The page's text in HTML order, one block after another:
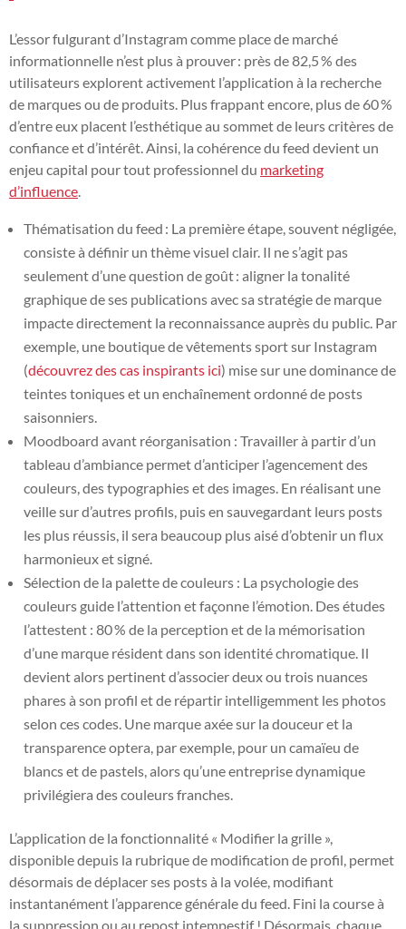
L’essor fulgurant d’Instagram comme place de marché
informationnelle n’est plus à prouver : près de 82,5 % des
utilisateurs explorent activement l’application à la recherche
de marques ou de produits. Plus frappant encore, plus de 60 %
d’entre eux placent l’esthétique au sommet de leurs critères de
confiance et d’intérêt. Ainsi, la cohérence du feed devient un
enjeu capital pour tout professionnel du marketing
d’influence
Thématisation du feed : La première étape, souvent négligée,
consiste à définir un thème visuel clair. Il ne s’agit pas
seulement d’une question de goût : aligner la tonalité
graphique de ses publications avec sa stratégie de marque
impacte directement la reconnaissance auprès du public. Par
exemple, une boutique de vêtements sport sur Instagram
(découvrez des cas inspirants ici) mise sur une dominance de
teintes toniques et un enchaînement ordonné de posts
saisonniers.
Moodboard avant réorganisation : Travailler à partir d’un
tableau d’ambiance permet d’anticiper l’agencement des
couleurs, des typographies et des images. En réalisant une
veille sur d’autres profils, puis en sauvegardant leurs posts
les plus réussis, il sera beaucoup plus aisé d’obtenir un flux
harmonieux et signé.
Sélection de la palette de couleurs : La psychologie des
couleurs guide l’attention et façonne l’émotion. Des études
l’attestent : 80 % de la perception et de la mémorisation
d’une marque résident dans son identité chromatique. Il
devient alors pertinent d’associer deux ou trois nuances
phares à son profil et de répartir intelligemment les photos
selon ces codes. Une marque axée sur la douceur et la
transparence optera, par exemple, pour un camaïeu de
blancs et de pastels, alors qu’une entreprise dynamique
privilégiera des couleurs franches.
L’application de la fonctionnalité « Modifier la grille »,
disponible depuis la rubrique de modification de profil, permet
désormais de déplacer ses posts à la volée, modifiant
instantanément l’apparence générale du feed. Fini la course à
la suppression ou au repost intempestif ! Désormais, chaque